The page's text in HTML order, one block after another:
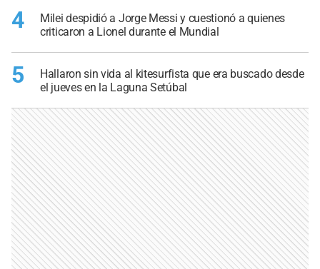
4
Milei despidió a Jorge Messi y cuestionó a quienes
criticaron a Lionel durante el Mundial
5
Hallaron sin vida al kitesurfista que era buscado desde
el jueves en la Laguna Setúbal